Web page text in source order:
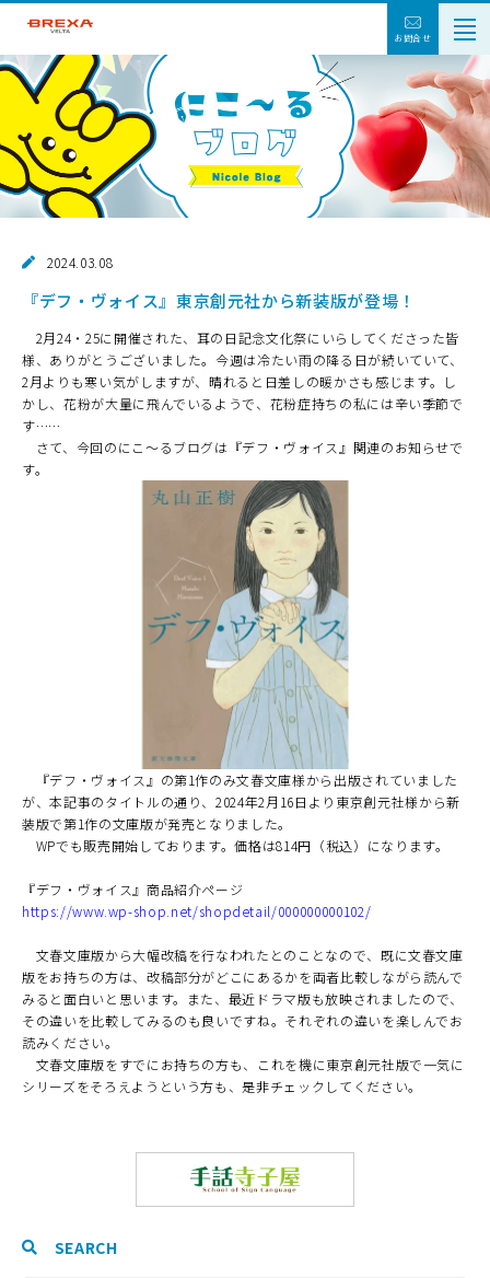
お問合せ
2024.03.08
『デフ・ヴォイス』東京創元社から新装版が登場！
2月24 ・ 25に開催された、耳の日記念文化祭にいらしてくださった皆
様、ありがとうございました。今週は冷たい雨の降る日が続いていて、
2月よりも寒い気がしますが、晴れると日差しの暖かさも感じます。し
かし、花粉が大量に飛んでいるようで、花粉症持ちの私には辛い季節で
す……
さて、今回のにこ～るブログは『デフ・ヴォイス』関連のお知らせで
す。
『デフ・ヴォイス』の第1作のみ文春文庫様から出版されていました
が、本記事のタイトルの通り、2024年2月 16日より 東京創元社様から新
装版で第1作の文庫版が発売となりました。
WPでも販売開始しております。価格は814円（税込）になります。
『デフ・ヴォイス』商品紹介ページ
https://www.wp-shop.net/shopdetail/000000000102/
文春文庫版から大幅改稿を行なわれたとのことなので、既に文春文庫
版をお持ちの方は、改稿部分がどこにあるかを両者比較しながら読んで
みると面白いと思います。また、最近 ドラマ版も放映されましたので、
その違いを比較してみるのも良いですね。それぞれの違いを楽しんでお
読みください。
文春文庫版をすでにお持ちの方も、これを機に東京創元社版で一気に
シリーズをそろえようという方も、是非チェックしてください。
SEARCH